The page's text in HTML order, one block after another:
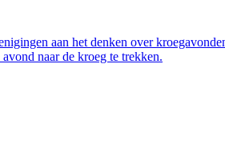
aan het denken over
naar de kroeg te trekken.